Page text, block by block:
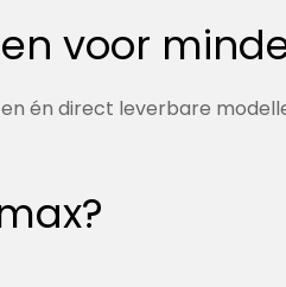
voor
én direct leverbare